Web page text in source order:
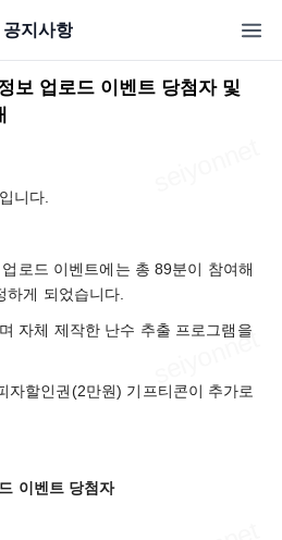
공지사항
보 업로드 이벤트 당첨자 및
니다.
로드 이벤트에는 총 89분이 참여해
게 되었습니다.
자체 제작한 난수 추출 프로그램을
자할인권(2만원) 기프티콘이 추가로
이벤트 당첨자